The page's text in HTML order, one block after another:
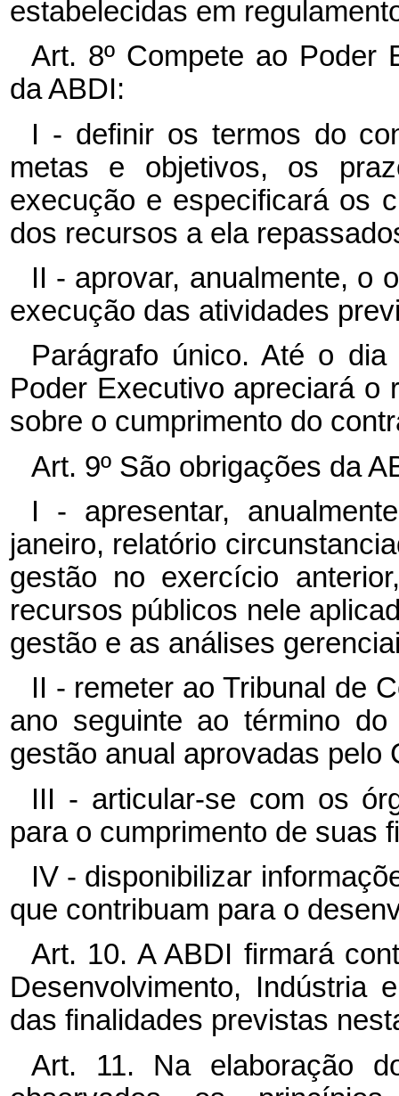
estabelecidas em
Art. 8º Compete ao Poder
da ABDI:
I - definir os termos do
metas e objetivos, os
execução e especificará os
dos recursos a ela
II - aprovar, anualmente, o
execução das atividades
Parágrafo único. Até o
Poder Executivo apreciará o
sobre o cumprimento do
Art. 9º São obrigações da
I - apresentar,
janeiro, relatório
gestão no exercício
recursos públicos nele
gestão e as análises
II - remeter ao Tribunal de
ano seguinte ao término
gestão anual aprovadas pelo
III - articular-se com os
para o cumprimento de suas
IV - disponibilizar
que contribuam para o
Art. 10. A ABDI firmará
Desenvolvimento, Indústria
das finalidades previstas
Art. 11. Na elaboração